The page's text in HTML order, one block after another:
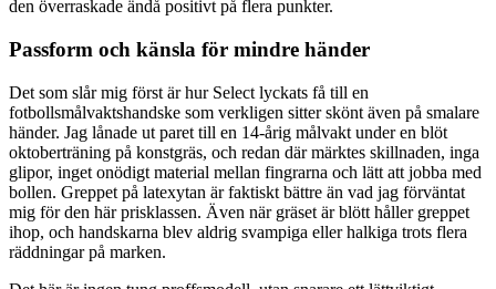
den överraskade ändå positivt på flera punkter.
Passform och känsla för mindre händer
Det som slår mig först är hur Select lyckats få till en
fotbollsmålvaktshandske som verkligen sitter skönt även på smalare
händer. Jag lånade ut paret till en 14-årig målvakt under en blöt
oktoberträning på konstgräs, och redan där märktes skillnaden, inga
glipor, inget onödigt material mellan fingrarna och lätt att jobba med
bollen. Greppet på latexytan är faktiskt bättre än vad jag förväntat
mig för den här prisklassen. Även när gräset är blött håller greppet
ihop, och handskarna blev aldrig svampiga eller halkiga trots flera
räddningar på marken.